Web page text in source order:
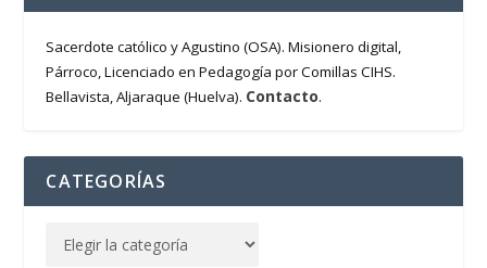
Sacerdote católico y Agustino (OSA). Misionero digital,
Párroco, Licenciado en Pedagogía por Comillas CIHS.
Bellavista, Aljaraque (Huelva). Contacto.
CATEGORÍAS